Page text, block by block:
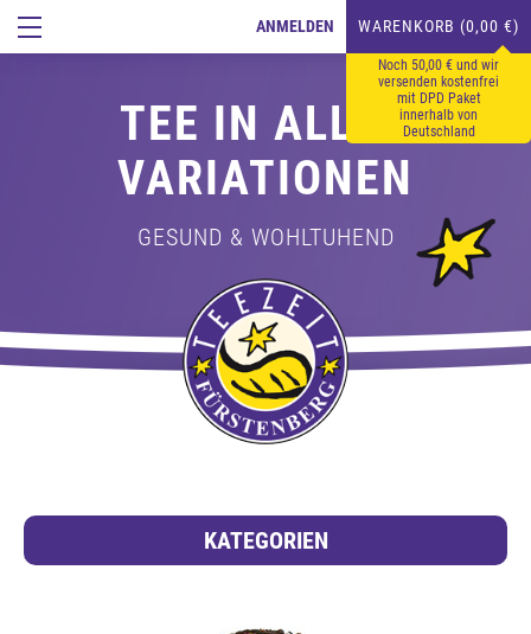
ANMELDEN WARENKORB (0,00 €)
Noch 50,00 € und wir
versenden kostenfrei
mit DPD Paket
innerhalb von
Deutschland
TEE IN ALLEN
VARIATIONEN
GESUND & WOHLTUHEND
KATEGORIEN